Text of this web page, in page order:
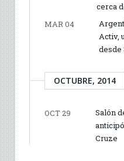
cerca
MAR 04
Activ,
desde
OCTUBRE, 2014
OCT 29
Salón
Cruze